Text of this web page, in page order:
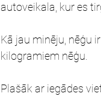
autoveikala, kur es
Kā jau minēju, nēģu
kilogramiem nēģu.
Plašāk ar iegādes